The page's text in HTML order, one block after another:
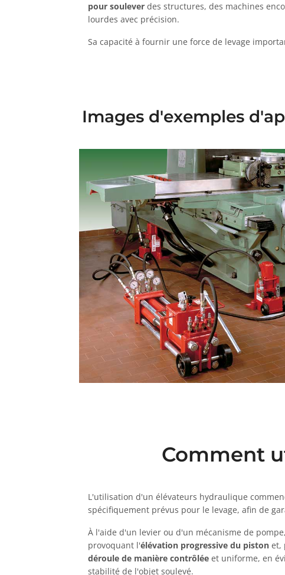
pour soulever des structures, des machines
lourdes avec précision.
Sa capacité à fournir une force de levage
Images d'exemples
Comment
L'utilisation d'un élévateurs hydraulique
spécifiquement prévus pour le levage, afin de
À l'aide d'un levier ou d'un mécanisme de
provoquant l'élévation progressive du piston et,
déroule de manière contrôlée et uniforme, en
stabilité de l'objet soulevé.